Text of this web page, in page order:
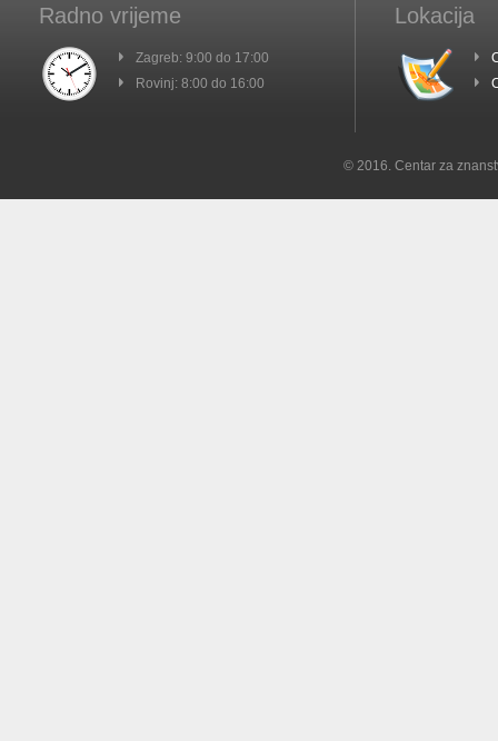
Radno vrijeme
Zagreb: 9:00 do 17:00
Rovinj: 8:00 do 16:00
Lokacija
© 2016. Centar za